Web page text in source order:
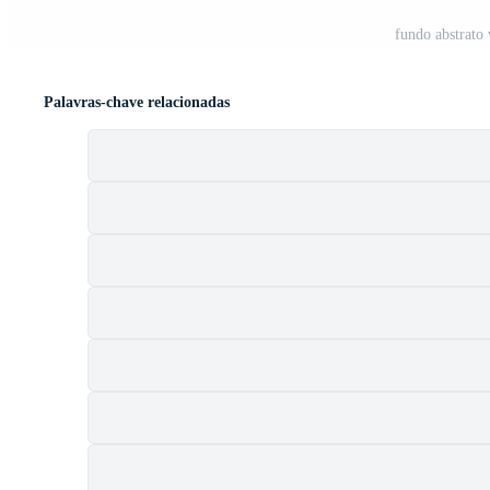
fundo
Palavras-chave relacionadas